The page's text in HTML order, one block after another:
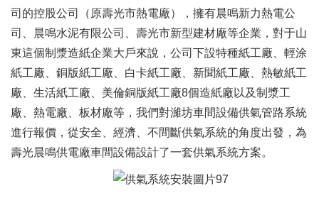
司的控股公司（原壽光市熱電廠），擁有晨鳴新力熱電公
司、晨鳴水泥有限公司、壽光市新型建材廠等企業，對于山
東這個制漿造紙企業大戶來說，公司下設特種紙工廠、輕涂
紙工廠、銅版紙工廠、白卡紙工廠、新聞紙工廠、熱敏紙工
廠、生活紙工廠、美倫銅版紙工廠8個造紙廠以及制漿工
廠、熱電廠、板材廠等，我們對濰坊車間設備供氣管路系統
進行報價，從安全、經濟、不間斷供氣系統的角度出發，為
壽光晨鳴供電廠車間設備設計了一套供氣系統方案。